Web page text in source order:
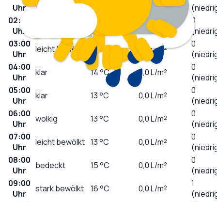
Uhr
wolkig L/m²
02:00
Uhr
15 0,0 L/m²
0
03:00
Uhr
leicht bewölkt 14 °C L/m²
0
04:00
Uhr
klar 14°C 0,0L/m²
0
05:00
Uhr
klar 13°C 0,0L/m²
0
06:00
Uhr
wolkig 13°C 0,0L/m²
0
07:00
Uhr
leicht bewölkt 13°C 0,0L/m²
0
08:00
Uhr
bedeckt 15°C 0,0L/m²
0
09:00
Uhr
stark bewölkt 16°C 0,0L/m²
1